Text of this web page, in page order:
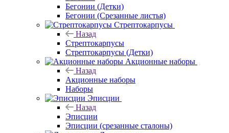
Бегонии (Детки)
Бегонии (Срезанные листья)
Стрептокарпусы
Назад
Стрептокарпусы
Стрептокарпусы (Детки)
Акционные наборы
Назад
Акционные наборы
Наборы
Эписции
Назад
Эписции
Эписции (срезанные сталоны)